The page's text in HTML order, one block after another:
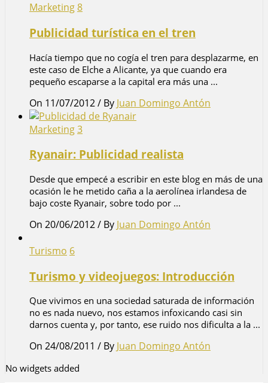
Marketing8
Publicidad turística en el tren
Hacía tiempo que no cogía el tren para desplazarme, en
este caso de Elche a Alicante, ya que cuando era
pequeño escaparse a la capital era más una ...
On 11/07/2012/ By Juan Domingo Antón
Marketing3
Ryanair: Publicidad realista
Desde que empecé a escribir en este blog en más de una
ocasión le he metido caña a la aerolínea irlandesa de
bajo coste Ryanair, sobre todo por ...
On 20/06/2012/ By Juan Domingo Antón
Turismo 6
Turismo y videojuegos: Introducción
Que vivimos en una sociedad saturada de información
no es nada nuevo, nos estamos infoxicando casi sin
darnos cuenta y, por tanto, ese ruido nos dificulta a la ...
On 24/08/2011 / By Juan Domingo Antón
No widgets added